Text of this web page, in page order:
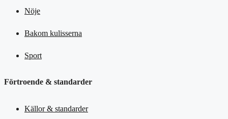
Nöje
Bakom kulisserna
Sport
Förtroende & standarder
Källor & standarder